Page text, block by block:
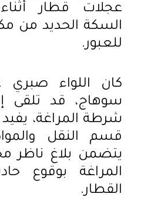
عجلات قطار
السكة الحديد من
للعبور.
كان اللواء صبري
سوهاج، قد تلقى
شرطة المراغة،
قسم النقل
يتضمن بلاغ ناظر
المراغة بوقوع
القطار.